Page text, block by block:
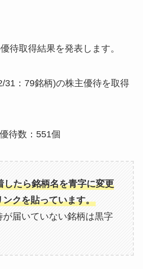
待取得結果を発表します。
31：79銘柄)の株主優待を取得
待数：551個
したら銘柄名を青字に変更
クを貼っています。
が届いていない銘柄は黒字